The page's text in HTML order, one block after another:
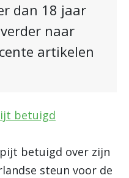
dan 18 jaar
naar
artikelen
betuigd
betuigd over zijn
steun voor de